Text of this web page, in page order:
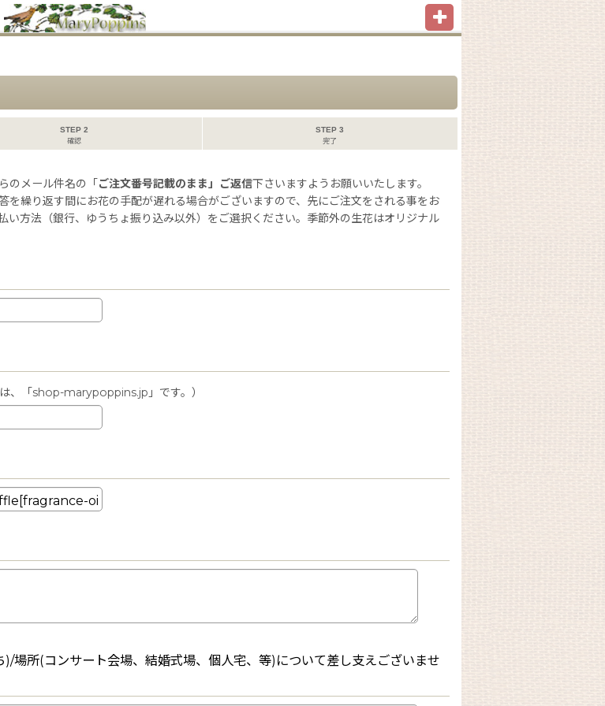
STEP 2
確認
STEP 3
完了
のメール件名の「ご注文番号記載のまま」ご返信下さいますようお願いいたします。
繰り返す間にお花の手配が遅れる場合がございますので、先にご注文をされる事をお
方法（銀行、ゆうちょ振り込み以外）をご選択ください。季節外の生花はオリジナル
、「shop-marypoppins.jp」です。）
場所(コンサート会場、結婚式場、個人宅、等)について差し支えございませ